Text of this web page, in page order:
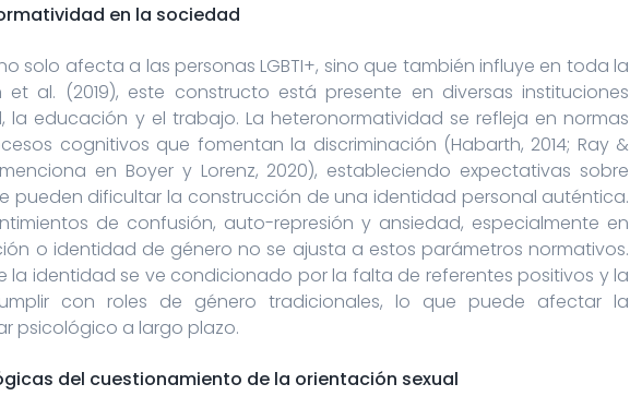
en la sociedad
solo afecta a las personas LGBTI+, sino que también influye en toda la
et al. (2019), este constructo está presente en diversas instituciones
la educación y el trabajo. La heteronormatividad se refleja en normas
cognitivos que fomentan la discriminación (Habarth, 2014; Ray &
en Boyer y Lorenz, 2020), estableciendo expectativas sobre
pueden dificultar la construcción de una identidad personal auténtica.
de confusión, auto-represión y ansiedad, especialmente en
o identidad de género no se ajusta a estos parámetros normativos.
la identidad se ve condicionado por la falta de referentes positivos y la
con roles de género tradicionales, lo que puede afectar la
psicológico a largo plazo.
del cuestionamiento de la orientación sexual